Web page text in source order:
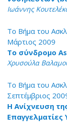
Ιωάννης
Το Βήμα του
Μάρτιος 2009
Το σύνδρομο
Χρυσούλα
Το Βήμα του
Σεπτέμβριος
H Ανίχνευση
Επαγγελματίες